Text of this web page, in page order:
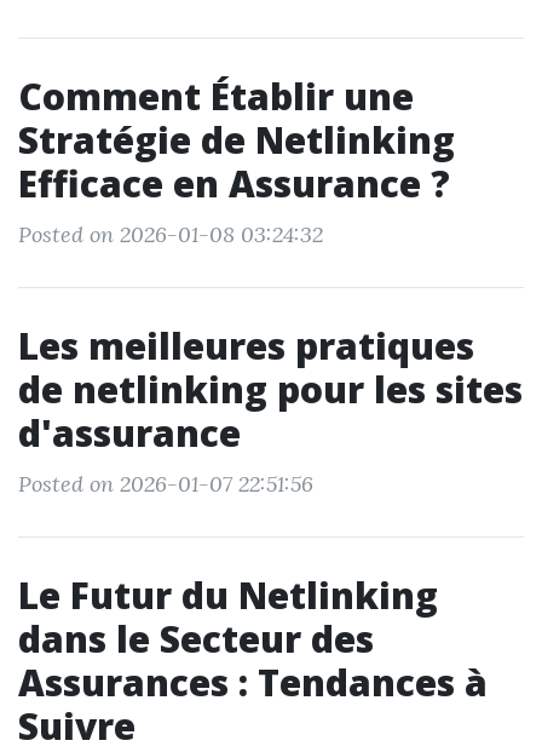
Comment Établir une
Stratégie de Netlinking
Efficace en Assurance ?
Posted on 2026-01-08 03:24:32
Les meilleures pratiques
de netlinking pour les sites
d'assurance
Posted on 2026-01-07 22:51:56
Le Futur du Netlinking
dans le Secteur des
Assurances : Tendances à
Suivre